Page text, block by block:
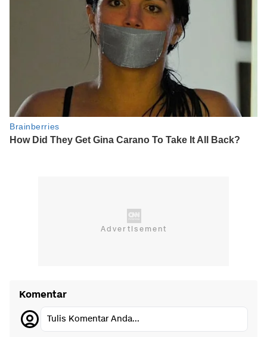
Komentar
Tulis Komentar Anda...